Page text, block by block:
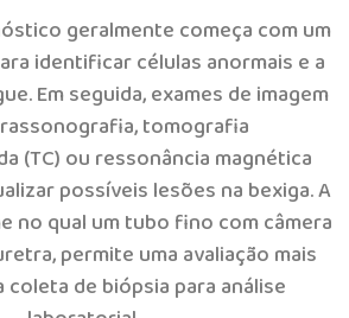
geralmente começa com um
identificar células anormais e a
Em seguida, exames de imagem
tomografia
(TC) ou ressonância magnética
possíveis lesões na bexiga. A
no qual um tubo fino com câmera
permite uma avaliação mais
coleta de biópsia para análise